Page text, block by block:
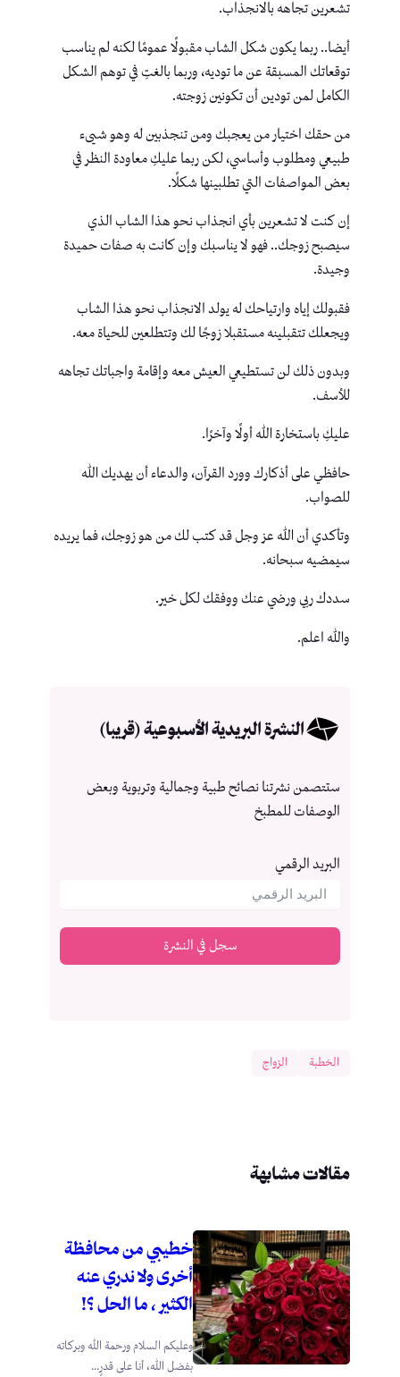
تشعرين تجاهه بالانجذاب.
أيضا.. ربما يكون شكل الشاب مقبولًا عمومًا لكنه لم يناسب
توقعاتك المسبقة عن ما توديه، وربما بالغتِ في توهم الشكل
الكامل لمن تودين أن تكونين زوجته.
من حقك اختيار من يعجبك ومن تنجذبين له وهو شيىء
طبيعي ومطلوب وأساسي، لكن ربما عليكِ معاودة النظر في
بعض المواصفات التي تطلبينها شكلًا.
إن كنت لا تشعرين بأي انجذاب نحو هذا الشاب الذي
سيصبح زوجك.. فهو لا يناسبك وإن كانت به صفات حميدة
وجيدة.
فقبولك إياه وارتياحك له يولد الانجذاب نحو هذا الشاب
ويجعلك تتقبلينه مستقبلا زوجًا لك وتتطلعين للحياة معه.
وبدون ذلك لن تستطيعي العيش معه وإقامة واجباتك تجاهه
للأسف.
عليكِ باستخارة الله أولًا وآخرًا.
حافظي على أذكارك وورد القرآن، والدعاء أن يهديك الله
للصواب.
وتأكدي أن الله عز وجل قد كتب لك من هو زوجك، فما يريده
سيمضيه سبحانه.
سددك ربي ورضي عنك ووفقك لكل خير.
والله اعلم.
النشرة البريدية الأسبوعية (قريبا)
ستتصمن نشرتنا نصائح طبية وجمالية وتربوية وبعض
الوصفات للمطبخ
البريد الرقمي
سجل في النشرة
الخطبة الزواج
مقالات مشابهة
خطيبي من محافظة
أخرى ولا ندري عنه
الكثير ، ما الحل ؟!
وعليكم السلام ورحمة الله وبركاته
بفضل الله، أنا على قدرٍ...